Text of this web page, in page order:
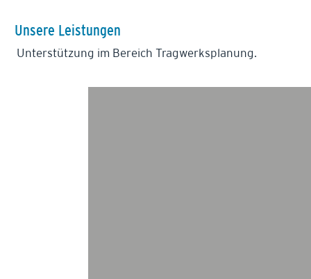
Unsere Leistungen
Unterstützung im Bereich Tragwerksplanung.